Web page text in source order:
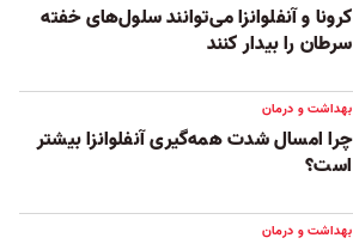
کرونا و آنفلوانزا می‌توانند سلول‌های خفته
سرطان را بیدار کنند
بهداشت و درمان
چرا امسال شدت همه‌گیری آنفلوانزا بیشتر
است؟
بهداشت و درمان